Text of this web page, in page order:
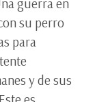
su perro
para
y de sus